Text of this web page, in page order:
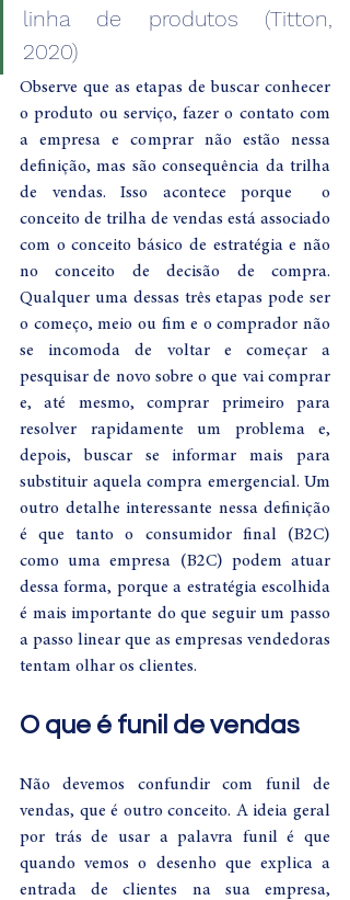
linha de produtos (Titton,
2020)
Observe que as etapas de buscar conhecer
o produto ou serviço, fazer o contato com
a empresa e comprar não estão nessa
definição, mas são consequência da trilha
de vendas. Isso acontece porque  o
conceito de trilha de vendas está associado
com o conceito básico de estratégia e não
no conceito de decisão de compra.
Qualquer uma dessas três etapas pode ser
o começo, meio ou fim e o comprador não
se incomoda de voltar e começar a
pesquisar de novo sobre o que vai comprar
e, até mesmo, comprar primeiro para
resolver rapidamente um problema e,
depois, buscar se informar mais para
substituir aquela compra emergencial. Um
outro detalhe interessante nessa definição
é que tanto o consumidor final (B2C)
como uma empresa (B2C) podem atuar
dessa forma, porque a estratégia escolhida
é mais importante do que seguir um passo
a passo linear que as empresas vendedoras
tentam olhar os clientes.
O que é funil de vendas
Não devemos confundir com funil de
vendas, que é outro conceito. A ideia geral
por trás de usar a palavra funil é que
quando vemos o desenho que explica a
entrada de clientes na sua empresa,